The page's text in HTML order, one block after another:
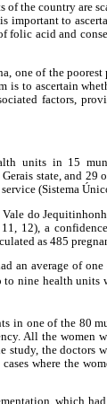
of the country are
important to
folic acid and
one of the
to ascertain
factors,
units in 15
state, and 29
(Sistema
do
12), a
as 485
an average of
nine health units
in one of the 80
All the women
study, the doctors
where the